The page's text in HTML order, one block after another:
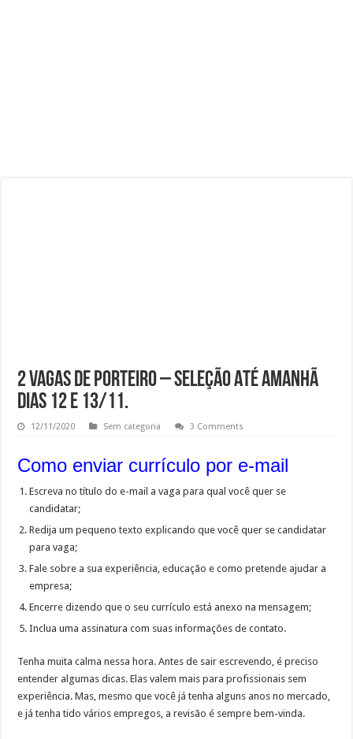
2 VAGAS DE PORTEIRO – SELEÇÃO ATÉ AMANHÃ
DIAS 12 e 13/11.
12/11/2020 Sem categoria 3 Comments
Como enviar currículo por e-mail
Escreva no título do e-mail a vaga para qual você quer se
candidatar;
Redija um pequeno texto explicando que você quer se candidatar
para vaga;
Fale sobre a sua experiência, educação e como pretende ajudar a
empresa;
Encerre dizendo que o seu currículo está anexo na mensagem;
Inclua uma assinatura com suas informações de contato.
Tenha muita calma nessa hora. Antes de sair escrevendo, é preciso
entender algumas dicas. Elas valem mais para profissionais sem
experiência. Mas, mesmo que você já tenha alguns anos no mercado,
e já tenha tido vários empregos, a revisão é sempre bem-vinda.